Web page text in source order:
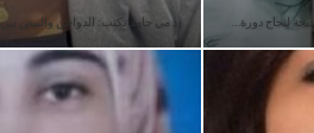
لنجاح دورة… د مي حامد تكتب: الدواجن والبيض